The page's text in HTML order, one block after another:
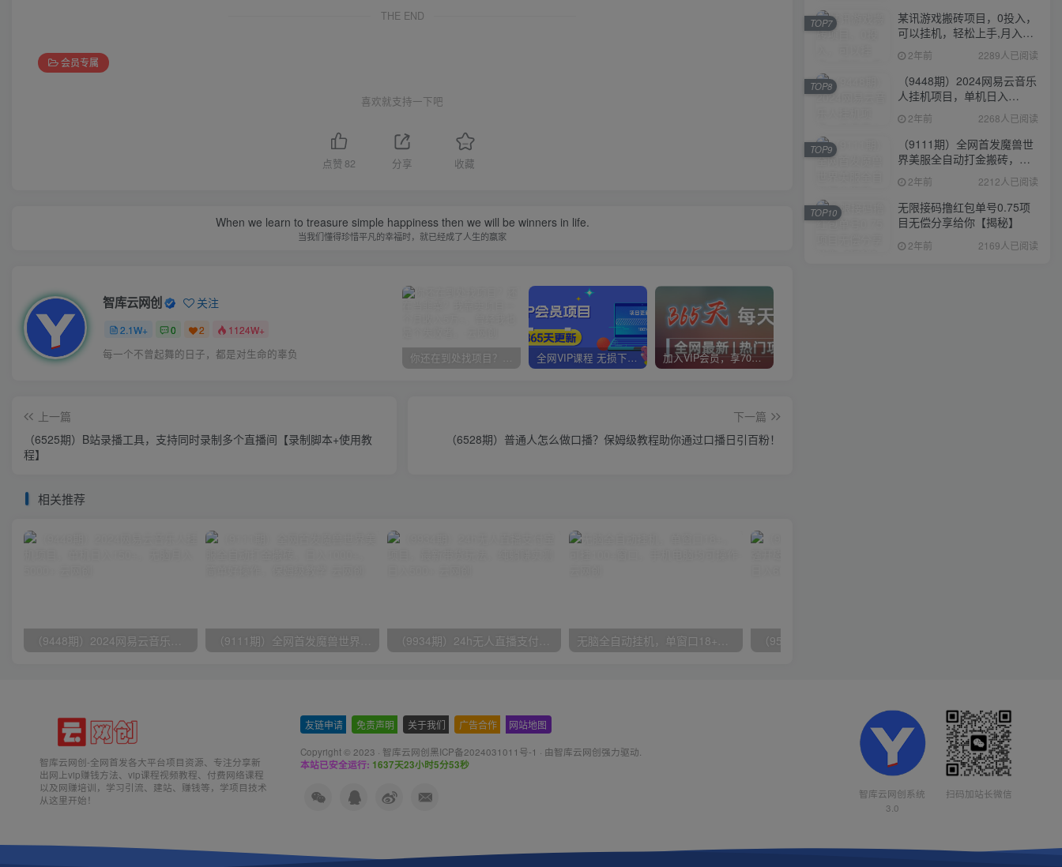
THE END
会员专属
喜欢就支持一下吧
点赞 82 分享 收藏
When we learn to treasure simple happiness then we will be winners in life.
当我们懂得珍惜平凡的幸福时，就已经成了人生的赢家
智库云网创 关注
2.1W+ 0 2 1124W+
每一个不曾起舞的日子，都是对生命的辜负 你还在到处找项目？还在当韭菜？我靠卖项目一个月收入5万+，曾经我也是个失败者。 全网VIP课程 无损下载~ 加入VIP会员，享70%的推广提成，免费学习多种网上创业课程，菜鸟秒变大神！
上一篇
（6525期）B站录播工具，支持同时录制多个直播间【录制脚本+使用教
程】
下一篇
（6528期）普通人怎么做口播？保姆级教程助你通过口播日引百粉！
相关推荐
（9448期）2024网易云音乐人挂机项目，单机日入150+，无脑月入5000+ （9111期）全网首发魔兽世界美服全自动打金搬砖，日入1000+，简单好操作，保姆级教学 （9934期）24h无人直播支付宝项目，最新带货玩法，纯躺赚实测日入500+ 无脑全自动挂机，单窗口18+，可挂100+窗口，手机电脑均可操作
某讯游戏搬砖项目，0投入，
可以挂机，轻松上手,月入
3000+上不封顶
2年前 2289人已阅读
TOP7
（9448期）2024网易云音乐
人挂机项目，单机日入
150+，无脑月入5000+
2年前 2268人已阅读
TOP8
（9111期）全网首发魔兽世
界美服全自动打金搬砖，日
入1000+，简单好操作，保
姆级教学
2年前 2212人已阅读
TOP9
无限接码撸红包单号0.75项
目无偿分享给你【揭秘】
2年前 2169人已阅读
TOP10
智库云网创-全网首发各大平台项目资源、专注分享新
出网上vip赚钱方法、vip课程视频教程、付费网络课程
以及网赚培训，学习引流、建站、赚钱等，学项目技术
从这里开始！
友链申请 免责声明 关于我们 广告合作 网站地图
Copyright © 2023 · 智库云网创黑ICP备2024031011号-1 · 由智库云网创强力驱动.
本站已安全运行: 1637天23小时5分54秒
智库云网创系统
3.0
扫码加站长微信